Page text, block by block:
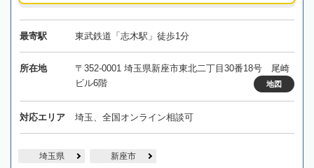
最寄駅 東武鉄道「志木駅」徒歩1分
所在地
〒352-0001 埼玉県新座市東北二丁目30番18号 尾崎
ビル6階
地図
対応エリア 埼玉、全国オンライン相談可
埼玉県 新座市